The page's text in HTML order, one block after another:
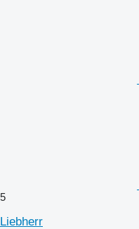
5
Liebherr